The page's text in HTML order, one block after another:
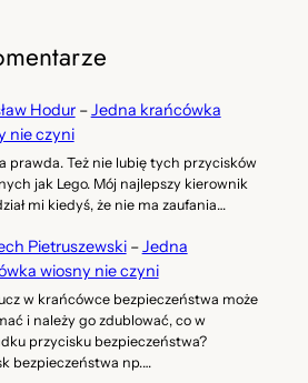
Hodur–Jedna krańcówka
nie czyni
prawda. Też nie lubię tych przycisków
jak Lego. Mój najlepszy kierownik
mi kiedyś, że nie ma zaufania…
Pietruszewski–Jedna
wiosny nie czyni
w krańcówce bezpieczeństwa może
i należy go zdublować, co w
przycisku bezpieczeństwa?
bezpieczeństwa np.…